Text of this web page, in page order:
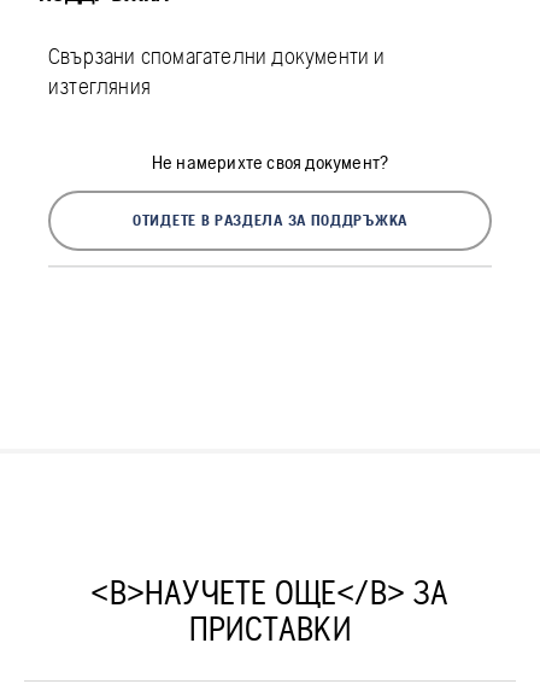
Свързани спомагателни документи и
изтегляния
Не намерихте своя документ?
ОТИДЕТЕ В РАЗДЕЛА ЗА ПОДДРЪЖКА
<B>НАУЧЕТЕ ОЩЕ</B> ЗА
ПРИСТАВКИ